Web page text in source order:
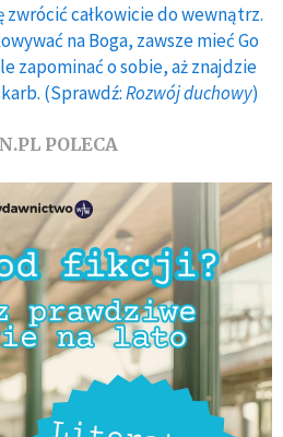
zwrócić całkowicie do wewnątrz.
na Boga, zawsze mieć Go
zapominać o sobie, aż znajdzie
(Sprawdź:Rozwój duchowy)
POLECA